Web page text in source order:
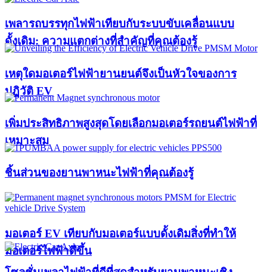
เพลารถบรรทุกไฟฟ้าเทียบกับระบบขับเคลื่อนแบบ
ดั้งเดิม: ความแตกต่างที่สำคัญที่คุณต้องรู้
เหตุใดมอเตอร์ไฟฟ้ายานยนต์จึงเป็นหัวใจของการ
ปฏิวัติ EV
เพิ่มประสิทธิภาพสูงสุดโดยเลือกมอเตอร์รถยนต์ไฟฟ้าที่
เหมาะสม
ชิ้นส่วนของยานพาหนะไฟฟ้าที่คุณต้องรู้
มอเตอร์ EV เทียบกับมอเตอร์แบบดั้งเดิมสิ่งที่ทำให้
มอเตอร์ไฟฟ้าดีขึ้น